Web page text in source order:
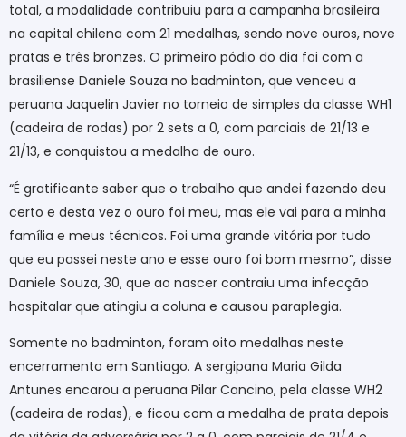
total, a modalidade contribuiu para a campanha brasileira
na capital chilena com 21 medalhas, sendo nove ouros, nove
pratas e três bronzes. O primeiro pódio do dia foi com a
brasiliense Daniele Souza no badminton, que venceu a
peruana Jaquelin Javier no torneio de simples da classe WH1
(cadeira de rodas) por 2 sets a 0, com parciais de 21/13 e
21/13, e conquistou a medalha de ouro.
“É gratificante saber que o trabalho que andei fazendo deu
certo e desta vez o ouro foi meu, mas ele vai para a minha
família e meus técnicos. Foi uma grande vitória por tudo
que eu passei neste ano e esse ouro foi bom mesmo”, disse
Daniele Souza, 30, que ao nascer contraiu uma infecção
hospitalar que atingiu a coluna e causou paraplegia.
Somente no badminton, foram oito medalhas neste
encerramento em Santiago. A sergipana Maria Gilda
Antunes encarou a peruana Pilar Cancino, pela classe WH2
(cadeira de rodas), e ficou com a medalha de prata depois